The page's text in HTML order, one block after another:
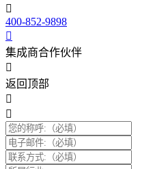
400-852-9898
集成商合作伙伴
返回顶部